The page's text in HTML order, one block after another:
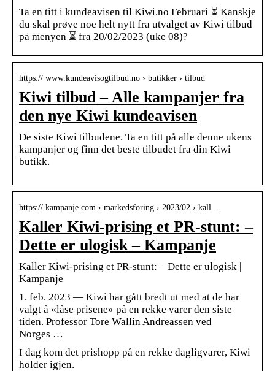
Ta en titt i kundeavisen til Kiwi.no Februari ⏳ Kanskje
du skal prøve noe helt nytt fra utvalget av Kiwi tilbud
på menyen ⏳ fra 20/02/2023 (uke 08)?
https:// www.kundeavisogtilbud.no › butikker › tilbud
Kiwi tilbud – Alle kampanjer fra
den nye Kiwi kundeavisen
De siste Kiwi tilbudene. Ta en titt på alle denne ukens
kampanjer og finn det beste tilbudet fra din Kiwi
butikk.
https:// kampanje.com › markedsforing › 2023/02 › kall…
Kaller Kiwi-prising et PR-stunt: –
Dette er ulogisk – Kampanje
Kaller Kiwi-prising et PR-stunt: – Dette er ulogisk |
Kampanje
1. feb. 2023 — Kiwi har gått bredt ut med at de har
valgt å «låse prisene» på en rekke varer den siste
tiden. Professor Tore Wallin Andreassen ved
Norges …
I dag kom det prishopp på en rekke dagligvarer, Kiwi
holder igjen.